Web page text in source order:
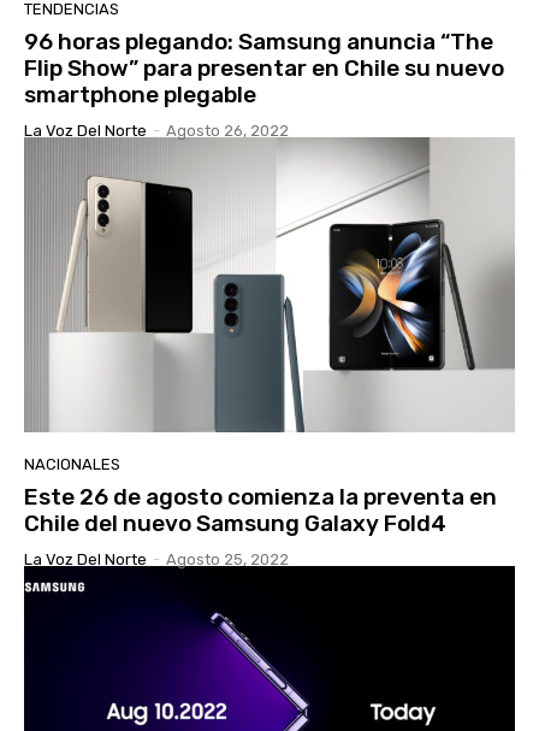
TENDENCIAS
96 horas plegando: Samsung anuncia “The
Flip Show” para presentar en Chile su nuevo
smartphone plegable
La Voz Del Norte - Agosto 26, 2022
NACIONALES
Este 26 de agosto comienza la preventa en
Chile del nuevo Samsung Galaxy Fold4
La Voz Del Norte - Agosto 25, 2022